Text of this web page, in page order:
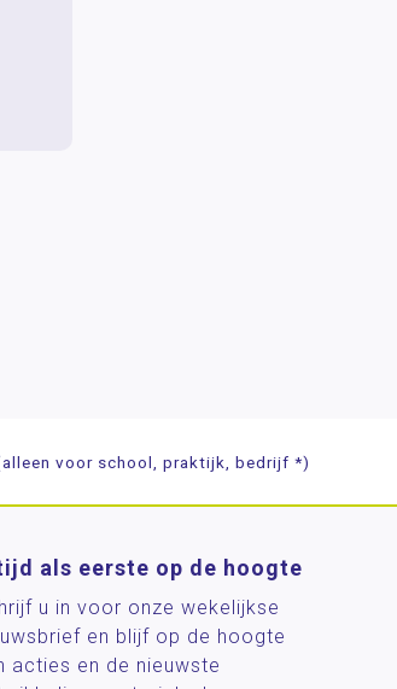
voor school, praktijk, bedrijf *)
als eerste op de hoogte
u in voor onze wekelijkse
en blijf op de hoogte
acties en de nieuwste